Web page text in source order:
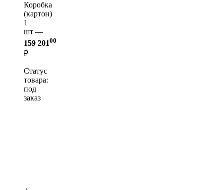
Коробка
(картон)
1
шт —
159 20100
₽
Статус
товара:
под
заказ